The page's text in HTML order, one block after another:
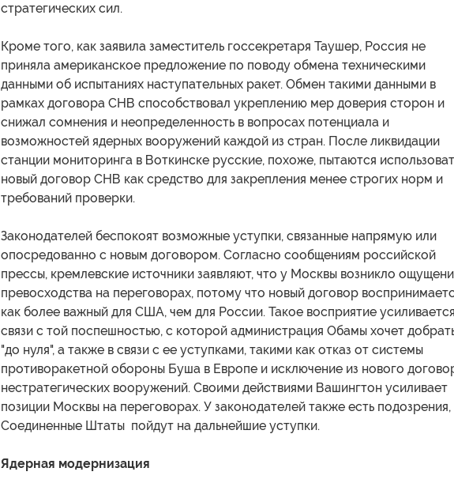
стратегических сил.
Кроме того, как заявила заместитель госсекретаря Таушер, Россия не
приняла американское предложение по поводу обмена техническими
данными об испытаниях наступательных ракет. Обмен такими данными в
рамках договора СНВ способствовал укреплению мер доверия сторон и
снижал сомнения и неопределенность в вопросах потенциала и
возможностей ядерных вооружений каждой из стран. После ликвидации
станции мониторинга в Воткинске русские, похоже, пытаются
новый договор СНВ как средство для закрепления менее строгих норм и
требований проверки.
Законодателей беспокоят возможные уступки, связанные напрямую или
опосредованно с новым договором. Согласно сообщениям российской
прессы, кремлевские источники заявляют, что у Москвы возникло
превосходства на переговорах, потому что новый договор
как более важный для США, чем для России. Такое восприятие
связи с той поспешностью, с которой администрация Обамы хочет
"до нуля", а также в связи с ее уступками, такими как отказ от системы
противоракетной обороны Буша в Европе и исключение из нового
нестратегических вооружений. Своими действиями Вашингтон усиливает
позиции Москвы на переговорах. У законодателей также есть подозрения,
Соединенные Штаты пойдут на дальнейшие уступки.
Ядерная модернизация